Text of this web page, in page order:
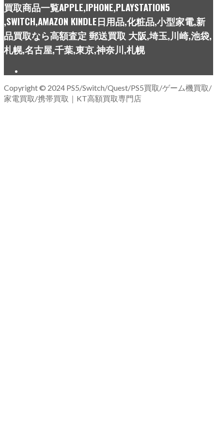
買取商品一覧APPLE,IPHONE,PLAYSTATION5
,SWITCH,AMAZON KINDLE日用品,化粧品,小型家電,新
品買取なら高額査定 郵送買取 大阪,埼玉,川崎,池袋,
札幌,名古屋,千葉,東京,神奈川,札幌
Copyright © 2024 PS5/Switch/Quest/PS5買取/ゲーム機買取/
家電買取/携帯買取｜KT高額買取専門店